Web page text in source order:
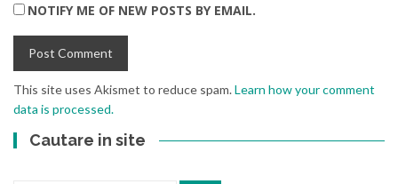
NOTIFY ME OF NEW POSTS BY EMAIL.
This site uses Akismet to reduce spam.Learn how your comment
data is processed.
Cautare in site